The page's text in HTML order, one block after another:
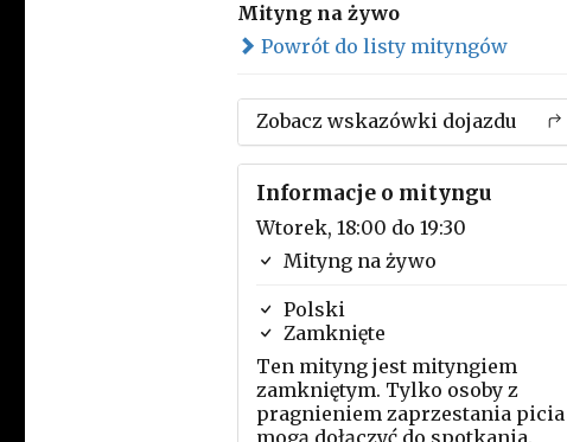
Mityng na żywo
Powrót do listy mityngów
Zobacz wskazówki dojazdu
Informacje o mityngu
Wtorek, 18:00 do 19:30
Mityng na żywo
Polski
Zamknięte
Ten mityng jest mityngiem
zamkniętym. Tylko osoby z
pragnieniem zaprzestania picia
mogą dołączyć do spotkania.